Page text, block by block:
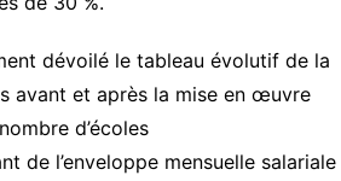
dévoilé le tableau évolutif de la
avant et après la mise en œuvre
d’écoles
de l’enveloppe mensuelle salariale